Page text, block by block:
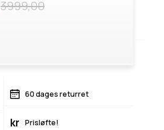
3999,00
60 dages returret
kr Prisløfte!